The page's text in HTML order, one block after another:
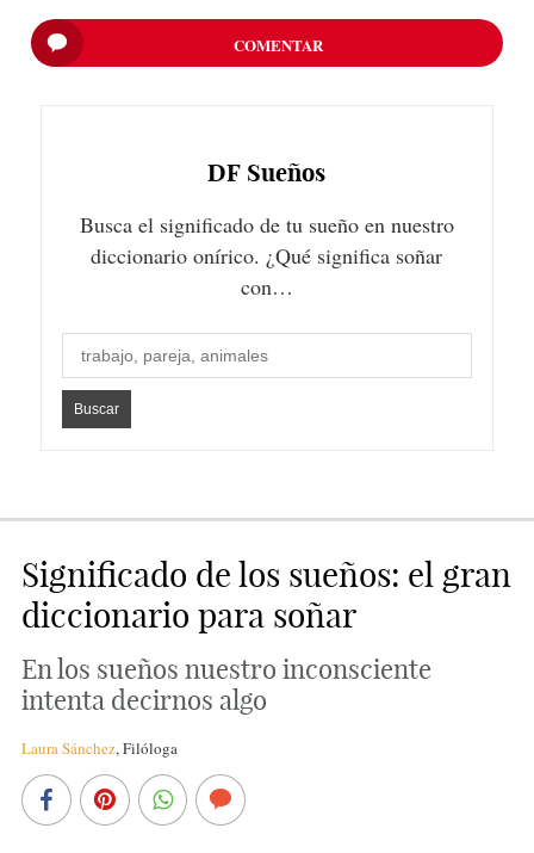
COMENTAR
DF Sueños
Busca el significado de tu sueño en nuestro
diccionario onírico. ¿Qué significa soñar
con…
Significado de los sueños: el gran
diccionario para soñar
En los sueños nuestro inconsciente
intenta decirnos algo
Laura Sánchez,Filóloga